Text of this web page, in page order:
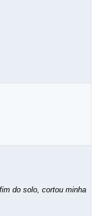
do solo, cortou minha